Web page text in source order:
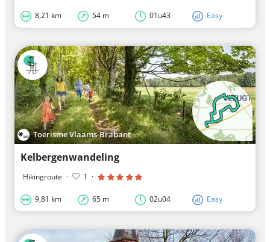
8,21 km 54 m 01u43 Easy
Toerisme Vlaams-Brabant
Kelbergenwandeling
Hikingroute · 1 ·
9,81 km 65 m 02u04 Easy